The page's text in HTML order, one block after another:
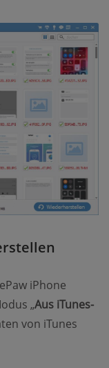
iPhone
„Aus iTunes-
von iTunes